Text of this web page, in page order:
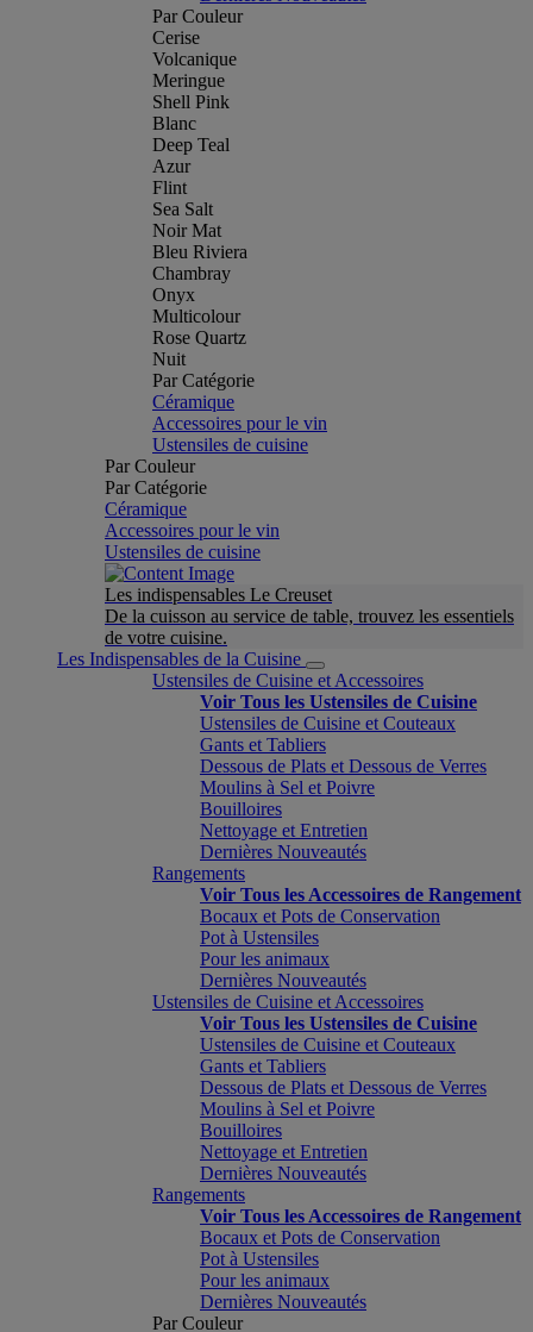
Par Couleur
Cerise
Volcanique
Meringue
Shell Pink
Blanc
Deep Teal
Azur
Flint
Sea Salt
Noir Mat
Bleu Riviera
Chambray
Onyx
Multicolour
Rose Quartz
Nuit
Par Catégorie
Céramique
Accessoires pour le vin
Ustensiles de cuisine
Par Couleur
Par Catégorie
Céramique
Accessoires pour le vin
Ustensiles de cuisine
Les indispensables Le Creuset
De la cuisson au service de table, trouvez les essentiels
de votre cuisine.
Les Indispensables de la Cuisine
Ustensiles de Cuisine et Accessoires
Voir Tous les Ustensiles de Cuisine
Ustensiles de Cuisine et Couteaux
Gants et Tabliers
Dessous de Plats et Dessous de Verres
Moulins à Sel et Poivre
Bouilloires
Nettoyage et Entretien
Dernières Nouveautés
Rangements
Voir Tous les Accessoires de Rangement
Bocaux et Pots de Conservation
Pot à Ustensiles
Pour les animaux
Dernières Nouveautés
Ustensiles de Cuisine et Accessoires
Voir Tous les Ustensiles de Cuisine
Ustensiles de Cuisine et Couteaux
Gants et Tabliers
Dessous de Plats et Dessous de Verres
Moulins à Sel et Poivre
Bouilloires
Nettoyage et Entretien
Dernières Nouveautés
Rangements
Voir Tous les Accessoires de Rangement
Bocaux et Pots de Conservation
Pot à Ustensiles
Pour les animaux
Dernières Nouveautés
Par Couleur